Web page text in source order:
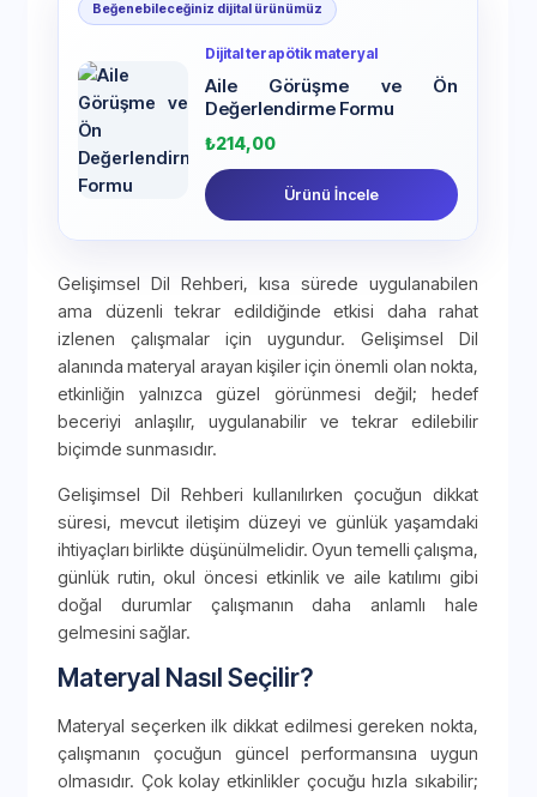
Beğenebileceğiniz dijital ürünümüz
Dijital terapötik materyal
Aile Görüşme ve Ön
Değerlendirme Formu
₺214,00
Ürünü İncele
Gelişimsel Dil Rehberi, kısa sürede uygulanabilen
ama düzenli tekrar edildiğinde etkisi daha rahat
izlenen çalışmalar için uygundur. Gelişimsel Dil
alanında materyal arayan kişiler için önemli olan nokta,
etkinliğin yalnızca güzel görünmesi değil; hedef
beceriyi anlaşılır, uygulanabilir ve tekrar edilebilir
biçimde sunmasıdır.
Gelişimsel Dil Rehberi kullanılırken çocuğun dikkat
süresi, mevcut iletişim düzeyi ve günlük yaşamdaki
ihtiyaçları birlikte düşünülmelidir. Oyun temelli çalışma,
günlük rutin, okul öncesi etkinlik ve aile katılımı gibi
doğal durumlar çalışmanın daha anlamlı hale
gelmesini sağlar.
Materyal Nasıl Seçilir?
Materyal seçerken ilk dikkat edilmesi gereken nokta,
çalışmanın çocuğun güncel performansına uygun
olmasıdır. Çok kolay etkinlikler çocuğu hızla sıkabilir;